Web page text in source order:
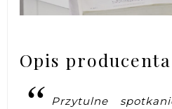
Opis producenta
Przytulne